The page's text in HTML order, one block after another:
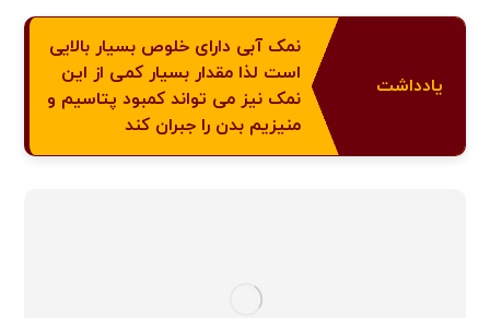
یادداشت
نمک آبی دارای خلوص بسیار بالایی
است لذا مقدار بسیار کمی از این
نمک نیز می تواند کمبود پتاسیم و
منیزیم بدن را جبران کند